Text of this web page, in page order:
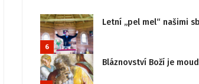
6
Letní „pel mel“ našimi
Bláznovství Boží je